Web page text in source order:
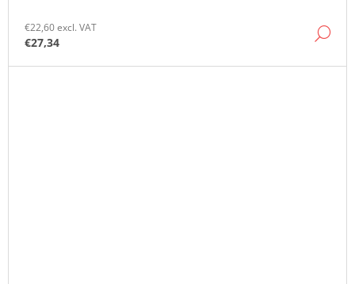
€22,60 excl. VAT
€27,34